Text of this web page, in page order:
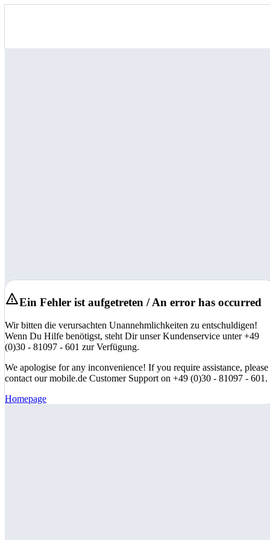
Ein Fehler ist aufgetreten / An error has occurred
Wir bitten die verursachten Unannehmlichkeiten zu entschuldigen!
Wenn Du Hilfe benötigst, steht Dir unser Kundenservice unter +49
(0)30 - 81097 - 601 zur Verfügung.
We apologise for any inconvenience! If you require assistance, please
contact our mobile.de Customer Support on +49 (0)30 - 81097 - 601.
Homepage